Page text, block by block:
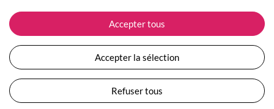
Nos engagements
Plan du site
Devenir revendeur
Collection Femme
Collection Enfants
Les Totebags
Nos différents thèmes
ASSISTANCE
Suivre ma commande
Expédition et livraison
Retour et remboursement
Moyens de paiement
Questions / Réponses
Conditions générales de vente
Accepter tous
Accepter la sélection
Refuser tous